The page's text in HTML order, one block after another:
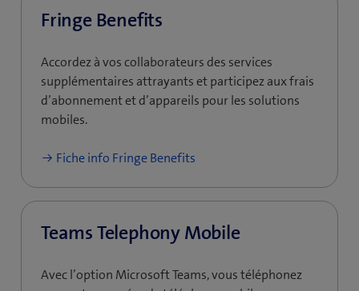
Fringe Benefits
Accordez à vos collaborateurs des services
supplémentaires attrayants et participez aux frais
d’abonnement et d’appareils pour les solutions
mobiles.
Fiche info Fringe Benefits
Teams Telephony Mobile
Avec l’option Microsoft Teams, vous téléphonez